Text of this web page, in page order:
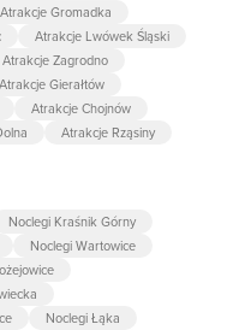
Atrakcje Gromadka
Atrakcje Lwówek Śląski
Atrakcje Zagrodno
Atrakcje Gierałtów
Atrakcje Chojnów
Atrakcje Rząsiny
Noclegi Kraśnik Górny
Noclegi Wartowice
Noclegi Łąka